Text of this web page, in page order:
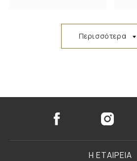
Περισσότερα
Η ΕΤΑΙΡΕΙΑ